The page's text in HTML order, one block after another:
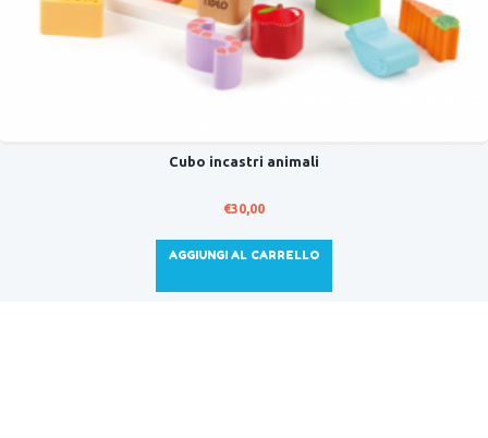
Cubo incastri animali
€30,00
AGGIUNGI AL CARRELLO